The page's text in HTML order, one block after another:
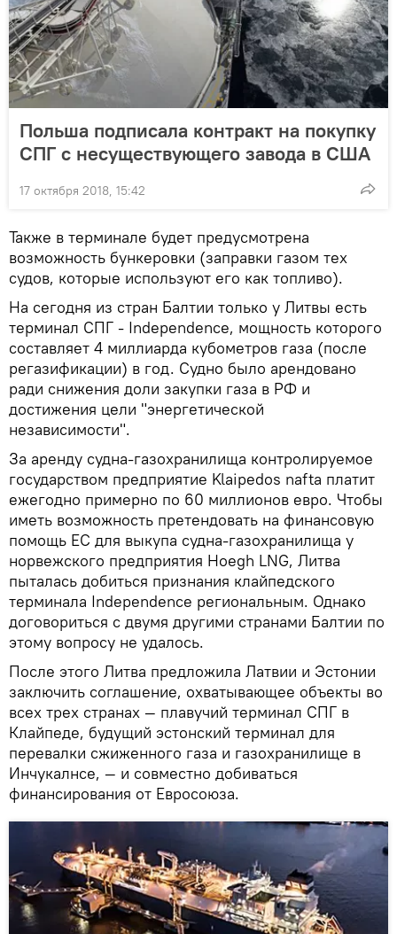
Польша подписала контракт на покупку
СПГ с несуществующего завода в США
17 октября 2018, 15:42
Также в терминале будет предусмотрена
возможность бункеровки (заправки газом тех
судов, которые используют его как топливо).
На сегодня из стран Балтии только у Литвы есть
терминал СПГ - Independence, мощность которого
составляет 4 миллиарда кубометров газа (после
регазификации) в год. Судно было арендовано
ради снижения доли закупки газа в РФ и
достижения цели "энергетической
независимости".
За аренду судна-газохранилища контролируемое
государством предприятие Klaipedos nafta платит
ежегодно примерно по 60 миллионов евро. Чтобы
иметь возможность претендовать на финансовую
помощь ЕС для выкупа судна-газохранилища у
норвежского предприятия Hoegh LNG, Литва
пыталась добиться признания клайпедского
терминала Independence региональным. Однако
договориться с двумя другими странами Балтии по
этому вопросу не удалось.
После этого Литва предложила Латвии и Эстонии
заключить соглашение, охватывающее объекты во
всех трех странах — плавучий терминал СПГ в
Клайпеде, будущий эстонский терминал для
перевалки сжиженного газа и газохранилище в
Инчукалнсе, — и совместно добиваться
финансирования от Евросоюза.